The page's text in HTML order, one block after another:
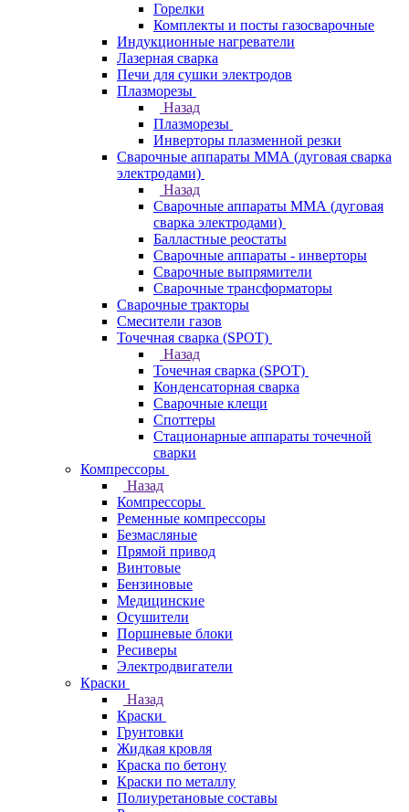
Горелки
Комплекты и посты газосварочные
Индукционные нагреватели
Лазерная сварка
Печи для сушки электродов
Плазморезы
Назад
Плазморезы
Инверторы плазменной резки
Сварочные аппараты ММА (дуговая сварка
электродами)
Назад
Сварочные аппараты ММА (дуговая
сварка электродами)
Балластные реостаты
Сварочные аппараты - инверторы
Сварочные выпрямители
Сварочные трансформаторы
Сварочные тракторы
Смесители газов
Точечная сварка (SPOT)
Назад
Точечная сварка (SPOT)
Конденсаторная сварка
Сварочные клещи
Споттеры
Стационарные аппараты точечной
сварки
Компрессоры
Назад
Компрессоры
Ременные компрессоры
Безмасляные
Прямой привод
Винтовые
Бензиновые
Медицинские
Осушители
Поршневые блоки
Ресиверы
Электродвигатели
Краски
Назад
Краски
Грунтовки
Жидкая кровля
Краска по бетону
Краски по металлу
Полиуретановые составы